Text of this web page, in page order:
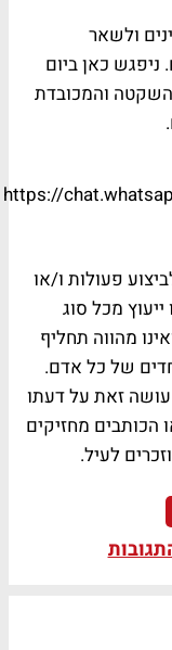
ולשאר
ניפגש כאן ביום
השקטה והמכובדת
https://
פעולות ו/או
מכל סוג
מהווה תחליף
של כל אדם.
זאת על דעתו
הכותבים מחזיקים
לעיל.